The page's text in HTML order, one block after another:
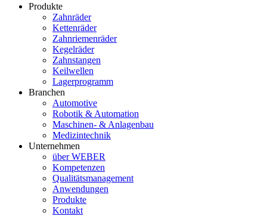
Produkte
Zahnräder
Kettenräder
Zahnriemenräder
Kegelräder
Zahnstangen
Keilwellen
Lagerprogramm
Branchen
Automotive
Robotik & Automation
Maschinen- & Anlagenbau
Medizintechnik
Unternehmen
über WEBER
Kompetenzen
Qualitätsmanagement
Anwendungen
Produkte
Kontakt